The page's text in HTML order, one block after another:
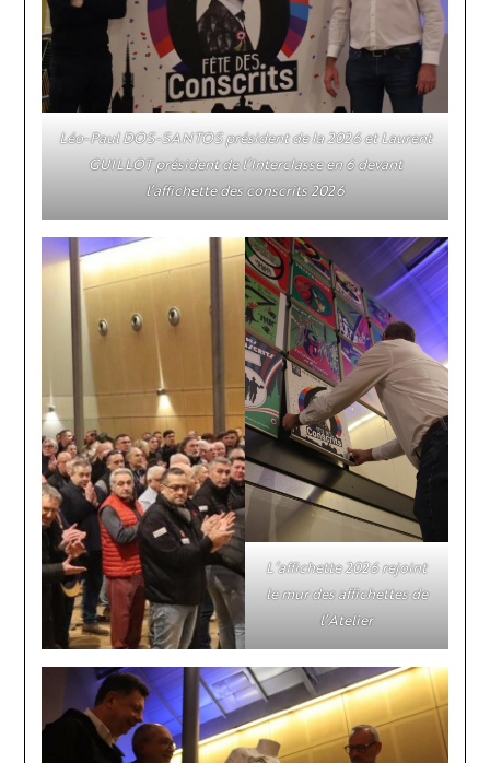
Léo-Paul DOS-SANTOS président de la 2026 et Laurent
GUILLOT président de l’Interclasse en 6 devant
l’affichette des conscrits 2026
L’affichette 2026 rejoint
le mur des affichettes de
l’Atelier